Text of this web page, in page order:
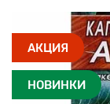
АКЦИЯ
НОВИНКИ